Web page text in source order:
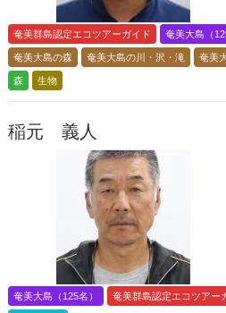
奄美群島認定エコツアーガイド 奄美大島（
奄美大島の森 奄美大島の川・沢・滝 奄美
森 生物
稲元 義人
奄美大島（125名） 奄美群島認定エコツアー